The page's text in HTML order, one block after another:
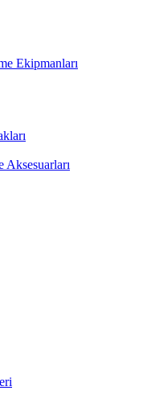
Ekipmanları
Aksesuarları